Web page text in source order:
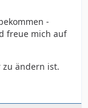
-
freue mich auf
zu ändern ist.